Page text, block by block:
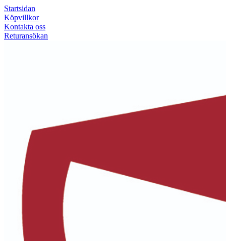
Startsidan
Köpvillkor
Kontakta oss
Returansökan